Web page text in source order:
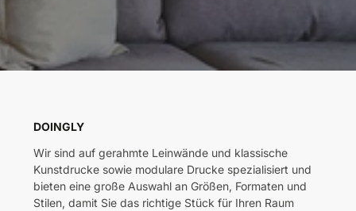
DOINGLY
Wir sind auf gerahmte Leinwände und klassische
Kunstdrucke sowie modulare Drucke spezialisiert und
bieten eine große Auswahl an Größen, Formaten und
Stilen, damit Sie das richtige Stück für Ihren Raum